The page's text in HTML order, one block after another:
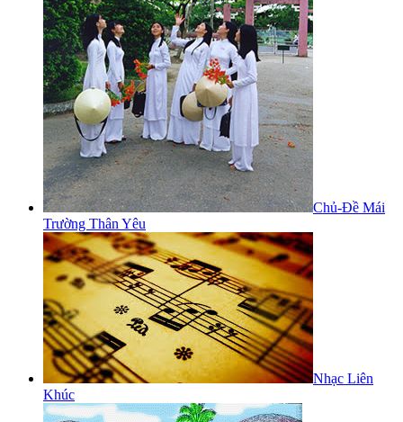
Chủ-Đề Mái
Trường Thân Yêu
Nhạc Liên
Khúc